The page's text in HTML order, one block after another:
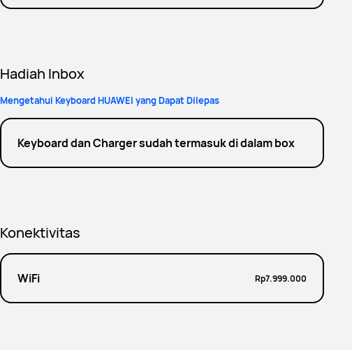
Hadiah Inbox
Mengetahui Keyboard HUAWEI yang Dapat Dilepas
Keyboard dan Charger sudah termasuk di dalam box
Konektivitas
WiFi Rp7.999.000